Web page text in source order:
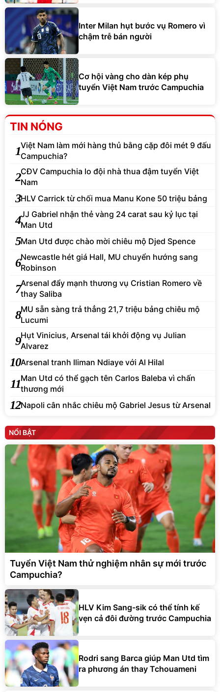
Inter Milan hụt bước vụ Romero vì
chậm trễ bán người
Cơ hội vàng cho dàn kép phụ
tuyển Việt Nam trước Campuchia
TIN NÓNG
1Việt Nam làm mới hàng thủ bằng cặp đôi mét 9 đấu
Campuchia?
2CĐV Campuchia lo đội nhà thua đậm tuyển Việt
Nam
3HLV Carrick từ chối mua Manu Kone 50 triệu bảng
4JJ Gabriel nhận thẻ vàng 24 carat sau kỷ lục tại
Man Utd
5Man Utd được chào mời chiêu mộ Djed Spence
6Newcastle hét giá Hall, MU chuyển hướng sang
Robinson
7Arsenal đẩy mạnh thương vụ Cristian Romero về
thay Saliba
8MU sẵn sàng trả thẳng 21,7 triệu bảng chiêu mộ
Lucumi
9Hụt Vinicius, Arsenal tái khởi động vụ Julian
Alvarez
10Arsenal tranh Iliman Ndiaye với Al Hilal
11Man Utd có thể gạch tên Carlos Baleba vì chấn
thương mới
12Napoli cân nhắc chiêu mộ Gabriel Jesus từ Arsenal
NỔI BẬT
Tuyển Việt Nam thử nghiệm nhân sự mới trước
Campuchia?
HLV Kim Sang-sik có thể tính kế
vẹn cả đôi đường trước Campuchia
Rodri sang Barca giúp Man Utd tìm
ra phương án thay Tchouameni